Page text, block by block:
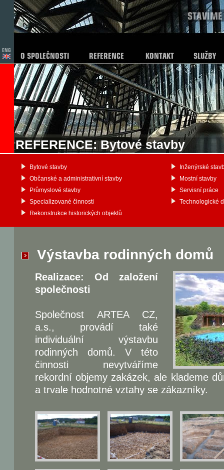
REFERENCE: Bytové stavby
Inženýrské
Mostní stavby
Servisní práce
Technologické
Bytové stavby
Občanské a administrativní stavby
Průmyslové stavby
Specializované činnosti
Rekonstrukce historických objektů
Výstavba rodinných domů
Realizace: Od založení
společnosti
Společnost ARTEA CZ,
a.s., provádí také
individuální výstavbu
rodinných domů. V této
činnosti nevytváříme
rekordní objemy zakázek, ale klademe
a trvale hodnotné vztahy se zákazníky.